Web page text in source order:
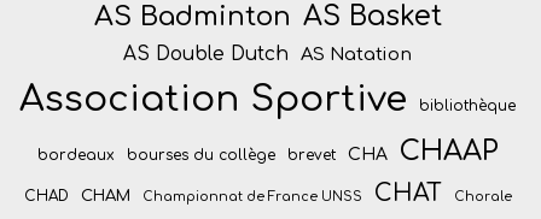
AS Badminton AS Basket
AS Double Dutch AS Natation
Association Sportive bibliothèque
bordeaux bourses du collège brevet CHA CHAAP
CHAD CHAM Championnat de France UNSS CHAT Chorale